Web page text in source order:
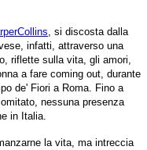
, si discosta dalla
infatti, attraverso una
riflette sulla vita, gli amori,
a fare coming out, durante
de' Fiori a Roma. Fino a
nessuna presenza
in Italia.
la vita, ma intreccia